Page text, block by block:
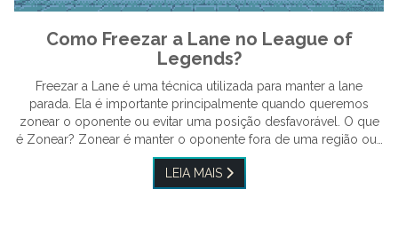
Como Freezar a Lane no League of
Legends?
Freezar a Lane é uma técnica utilizada para manter a lane
parada. Ela é importante principalmente quando queremos
zonear o oponente ou evitar uma posição desfavorável. O que
é Zonear? Zonear é manter o oponente fora de uma região ou…
LEIA MAIS